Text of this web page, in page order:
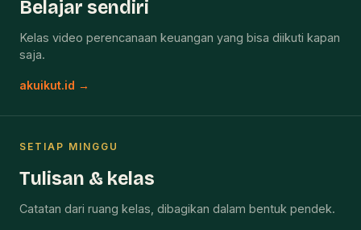
Belajar sendiri
Kelas video perencanaan keuangan yang bisa diikuti kapan
saja.
akuikut.id →
SETIAP MINGGU
Tulisan & kelas
Catatan dari ruang kelas, dibagikan dalam bentuk pendek.